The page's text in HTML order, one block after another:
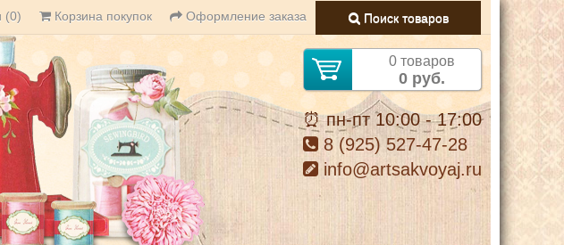
(0) Корзина покупок Оформление заказа Поиск товаров
0 товаров
0 руб.
⏰ пн-пт 10:00 - 17:00
8 (925) 527-47-28
info@artsakvoyaj.ru